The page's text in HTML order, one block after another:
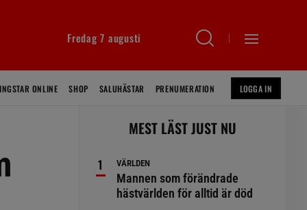
Fredag 7 augusti
ONLINE SHOP SALUHÄSTAR PRENUMERATION LOGGA IN
MEST LÄST JUST NU
VÄRLDEN
Mannen som förändrade
hästvärlden för alltid är död